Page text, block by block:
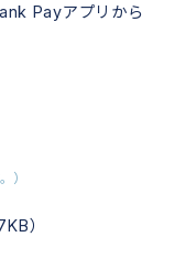
Payアプリから
）
）